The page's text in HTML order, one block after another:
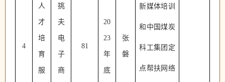
4
人
才
培
育
服
挑
夫
电
子
商
81
20
23
年
底
张
磐
新媒体培训
和中国煤炭
科工集团定
点帮扶网络